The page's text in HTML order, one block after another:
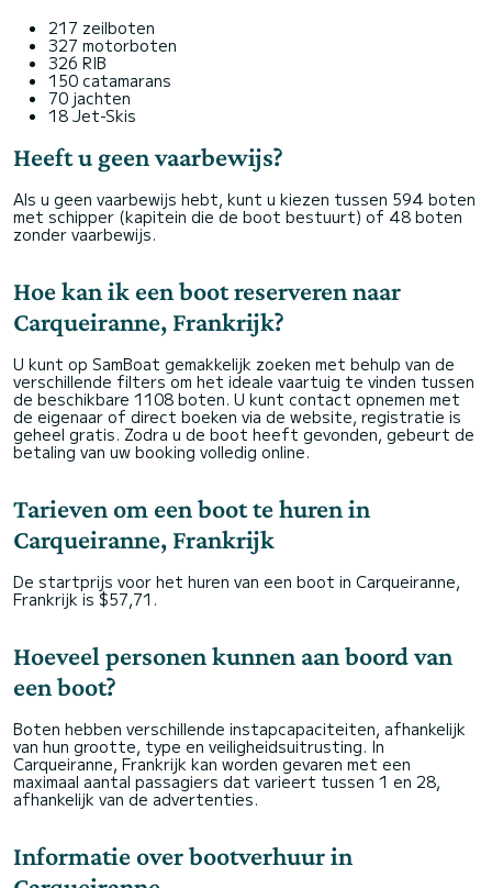
217 zeilboten
327 motorboten
326 RIB
150 catamarans
70 jachten
18 Jet-Skis
Heeft u geen vaarbewijs?
Als u geen vaarbewijs hebt, kunt u kiezen tussen 594 boten
met schipper (kapitein die de boot bestuurt) of 48 boten
zonder vaarbewijs.
Hoe kan ik een boot reserveren naar
Carqueiranne, Frankrijk?
U kunt op SamBoat gemakkelijk zoeken met behulp van de
verschillende filters om het ideale vaartuig te vinden tussen
de beschikbare 1108 boten. U kunt contact opnemen met
de eigenaar of direct boeken via de website, registratie is
geheel gratis. Zodra u de boot heeft gevonden, gebeurt de
betaling van uw booking volledig online.
Tarieven om een boot te huren in
Carqueiranne, Frankrijk
De startprijs voor het huren van een boot in Carqueiranne,
Frankrijk is $57,71.
Hoeveel personen kunnen aan boord van
een boot?
Boten hebben verschillende instapcapaciteiten, afhankelijk
van hun grootte, type en veiligheidsuitrusting. In
Carqueiranne, Frankrijk kan worden gevaren met een
maximaal aantal passagiers dat varieert tussen 1 en 28,
afhankelijk van de advertenties.
Informatie over bootverhuur in